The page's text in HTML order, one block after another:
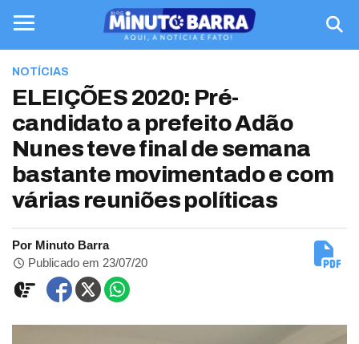
NOTÍCIAS
ELEIÇÕES 2020: Pré-
candidato a prefeito Adão
Nunes teve final de semana
bastante movimentado e com
várias reuniões políticas
Por Minuto Barra
Publicado em 23/07/20